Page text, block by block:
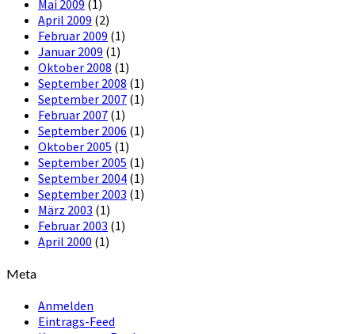
Mai 2009 (1)
April 2009 (2)
Februar 2009 (1)
Januar 2009 (1)
Oktober 2008 (1)
September 2008 (1)
September 2007 (1)
Februar 2007 (1)
September 2006 (1)
Oktober 2005 (1)
September 2005 (1)
September 2004 (1)
September 2003 (1)
März 2003 (1)
Februar 2003 (1)
April 2000 (1)
Meta
Anmelden
Eintrags-Feed